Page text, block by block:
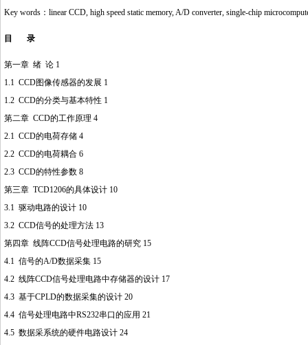
Key words：linear CCD, high speed static memory, A/D converter, single-chip
目 录
第一章 绪 论 1
1.1 CCD图像传感器的发展 1
1.2 CCD的分类与基本特性 1
第二章 CCD的工作原理 4
2.1 CCD的电荷存储 4
2.2 CCD的电荷耦合 6
2.3 CCD的特性参数 8
第三章 TCD1206的具体设计 10
3.1 驱动电路的设计 10
3.2 CCD信号的处理方法 13http://www.16sheji8.cn/
第四章 线阵CCD信号处理电路的研究 15
4.1 信号的A/D数据采集 15
4.2 线阵CCD信号处理电路中存储器的设计 17
4.3 基于CPLD的数据采集的设计 20
4.4 信号处理电路中RS232串口的应用 21
4.5 数据采系统的硬件电路设计 24